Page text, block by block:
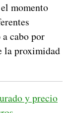
momento
cabo por
la proximidad
y precio